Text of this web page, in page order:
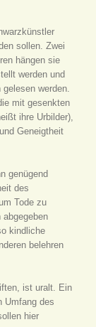
sollen. Zwei
hängen sie
werden und
werden.
mit gesenkten
ihre Urbilder),
Geneigtheit
genügend
des
Tode zu
kindliche
belehren
ist uralt. Ein
Umfang des
hier